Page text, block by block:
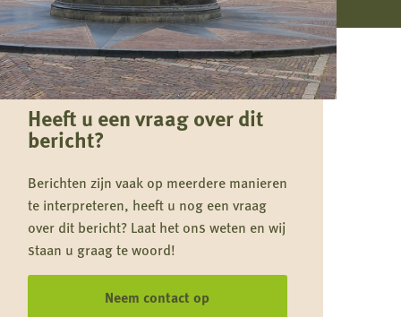
Heeft u een vraag over dit
bericht?
Berichten zijn vaak op meerdere manieren
te interpreteren, heeft u nog een vraag
over dit bericht? Laat het ons weten en wij
staan u graag te woord!
Neem contact op